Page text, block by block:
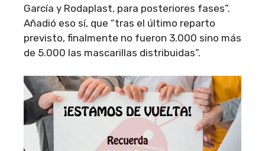
García y Rodaplast, para posteriores fases”.
Añadió eso sí, que “tras el último reparto
previsto, finalmente no fueron 3.000 sino más
de 5.000 las mascarillas distribuidas”.